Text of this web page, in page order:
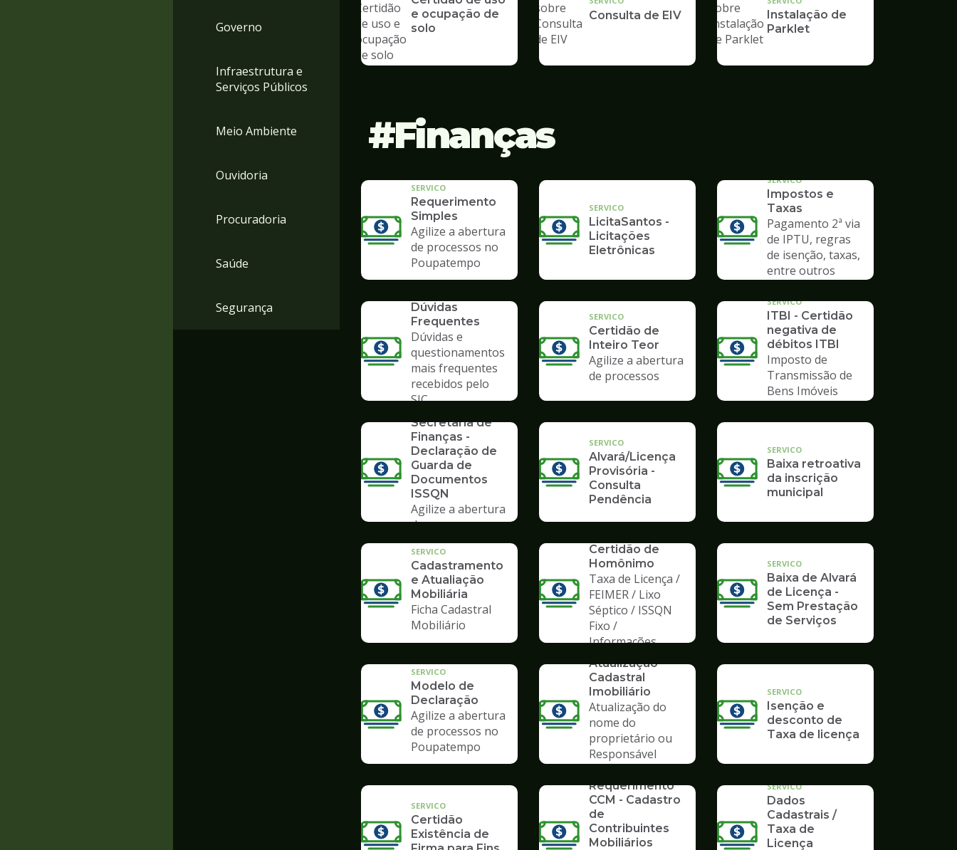
Governo
Infraestrutura e
Serviços Públicos
Meio Ambiente
Ouvidoria
Procuradoria
Saúde
Segurança
e ocupação de
solo
Consulta de EIV
Instalação de
Parklet
Finanças
SERVICO
Requerimento
Simples
Agilize a abertura
de processos no
Poupatempo
SERVICO
LicitaSantos -
Licitações
Eletrônicas
SERVICO
Impostos e
Taxas
Pagamento 2ª via
de IPTU, regras
de isenção, taxas,
entre outros
Dúvidas
Frequentes
Dúvidas e
questionamentos
mais frequentes
recebidos pelo
SIC
SERVICO
Certidão de
Inteiro Teor
Agilize a abertura
de processos
SERVICO
ITBI - Certidão
negativa de
débitos ITBI
Imposto de
Transmissão de
Bens Imóveis
SERVICO
Secretaria de
Finanças -
Declaração de
Guarda de
Documentos
ISSQN
Agilize a abertura
de processos no
Poupatempo
SERVICO
Alvará/Licença
Provisória -
Consulta
Pendência
SERVICO
Baixa retroativa
da inscrição
municipal
SERVICO
Cadastramento
e Atualiação
Mobiliária
Ficha Cadastral
Mobiliário
Certidão de
Homônimo
Taxa de Licença /
FEIMER / Lixo
Séptico / ISSQN
Fixo /
Informações
SERVICO
Baixa de Alvará
de Licença -
Sem Prestação
de Serviços
SERVICO
Modelo de
Declaração
Agilize a abertura
de processos no
Poupatempo
Atualização
Cadastral
Imobiliário
Atualização do
nome do
proprietário ou
Responsável
SERVICO
Isenção e
desconto de
Taxa de licença
SERVICO
Certidão
Existência de
Requerimento
CCM - Cadastro
de
Contribuintes
Mobiliários
SERVICO
Dados
Cadastrais /
Taxa de
Licença